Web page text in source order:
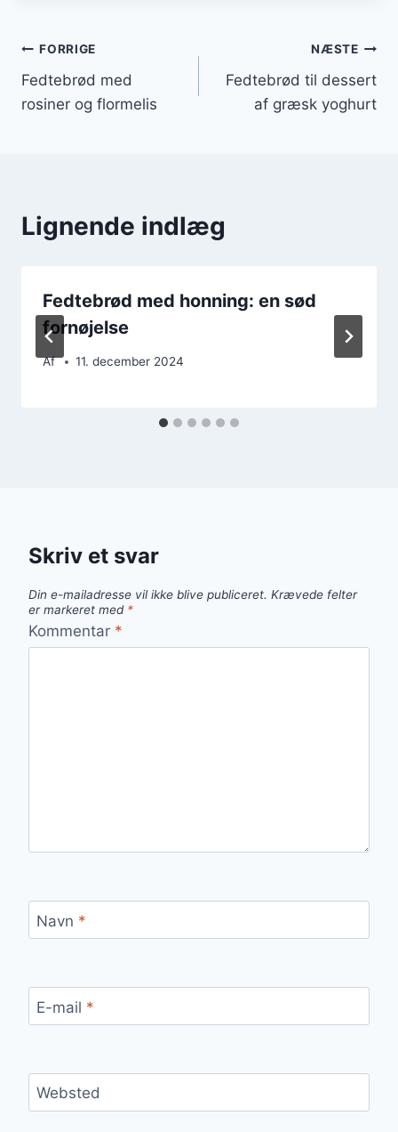
Indlægsnavigation
FORRIGE
Fedtebrød med
rosiner og flormelis
NÆSTE
Fedtebrød til dessert
af græsk yoghurt
Lignende indlæg
Fedtebrød med honning: en sød
fornøjelse
Af 11. december 2024
Skriv et svar
Din e-mailadresse vil ikke blive publiceret. Krævede felter
er markeret med *
Kommentar *
Navn *
E-mail *
Websted